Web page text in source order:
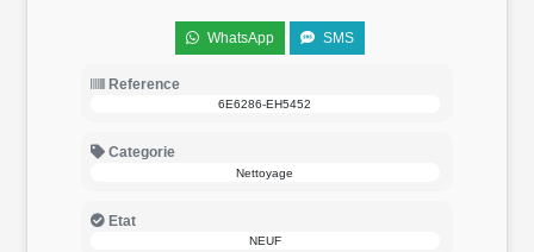
WhatsApp SMS
Reference
6E6286-EH5452
Categorie
Nettoyage
Etat
NEUF